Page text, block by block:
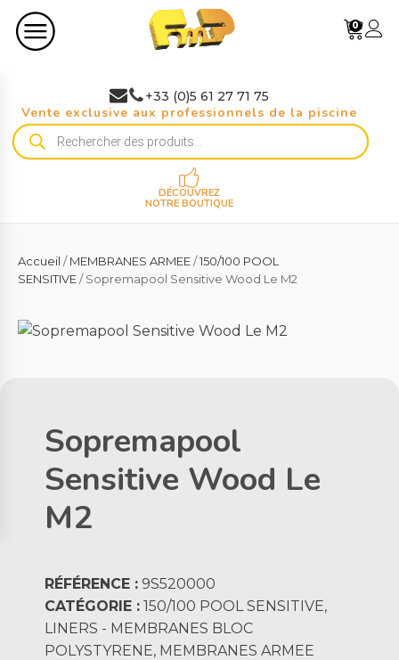
0
+33 (0)5 61 27 71 75
Vente exclusive aux professionnels de la piscine
Recherche
de
DÉCOUVREZ
NOTRE BOUTIQUE
Accueil /MEMBRANES ARMEE/150/100 POOL
SENSITIVE/ Sopremapool Sensitive Wood Le M2
Sopremapool
Sensitive Wood Le
M2
RÉFÉRENCE : 9S520000
CATÉGORIE : 150/100 POOL SENSITIVE,
LINERS - MEMBRANES BLOC
POLYSTYRENE, MEMBRANES ARMEE